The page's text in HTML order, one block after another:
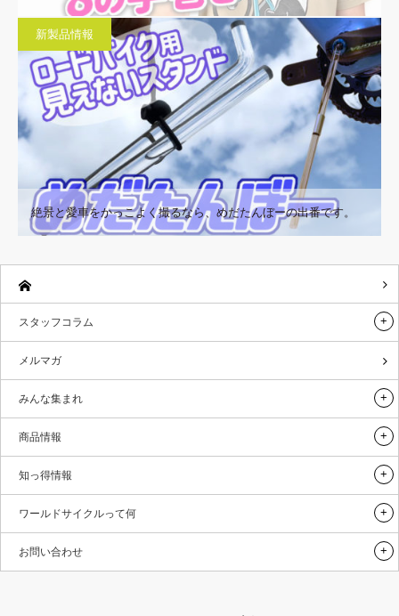
新製品情報
絶景と愛車をかっこよく撮るなら、めだたんぼーの出番です。
スタッフコラム
メルマガ
みんな集まれ
商品情報
知っ得情報
ワールドサイクルって何
お問い合わせ